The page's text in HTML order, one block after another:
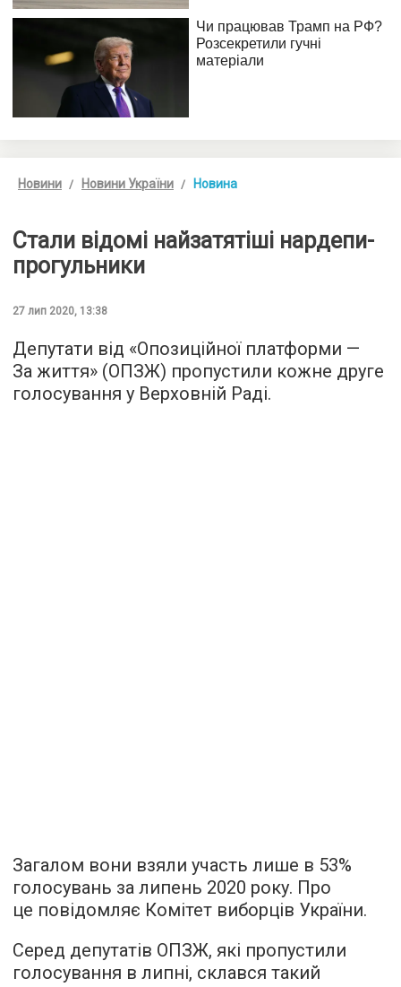
Новини Новини України Новина
Стали відомі найзатятіші нардепи-
прогульники
27 лип 2020, 13:38
Депутати від «Опозиційної платформи —
За життя» (ОПЗЖ) пропустили кожне друге
голосування у Верховній Раді.
Загалом вони взяли участь лише в 53%
голосувань за липень 2020 року. Про
це повідомляє Комітет виборців України.
Серед депутатів ОПЗЖ, які пропустили
голосування в липні, склався такий